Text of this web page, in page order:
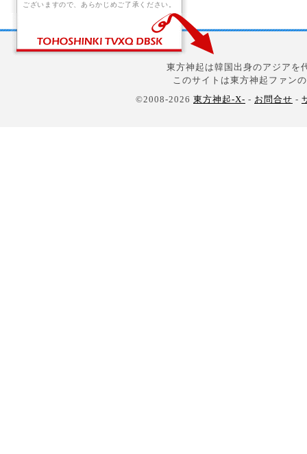
ございますので、あらかじめご了承ください。
東方神起は韓国出身のアジアを
このサイトは東方神起ファン
©2008-2026 東方神起-X- - お問合せ -